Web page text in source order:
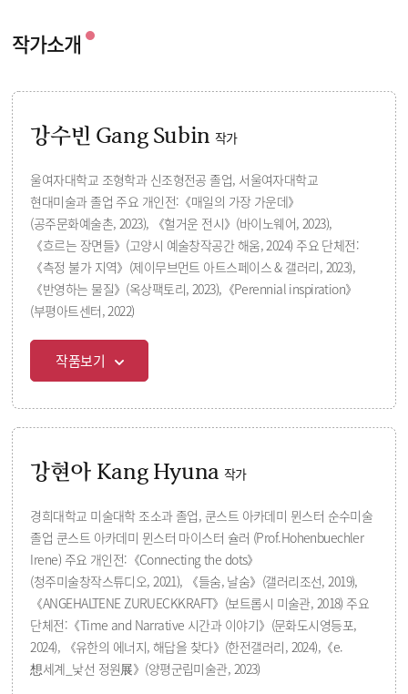
작가소개
강수빈 Gang Subin 작가
울여자대학교 조형학과 신조형전공 졸업, 서울여자대학교
현대미술과 졸업 주요 개인전:《매일의 가장 가운데》
(공주문화예술촌, 2023), 《헐거운 전시》(바이노웨어, 2023),
《흐르는 장면들》(고양시 예술창작공간 해움, 2024) 주요 단체전:
《측정 불가 지역》(제이무브먼트 아트스페이스 & 갤러리, 2023),
《반영하는 물질》(옥상팩토리, 2023),《Perennial inspiration》
(부평아트센터, 2022)
작품보기
강현아 Kang Hyuna 작가
경희대학교 미술대학 조소과 졸업, 쿤스트 아카데미 뮌스터 순수미술
졸업 쿤스트 아카데미 뮌스터 마이스터 슐러 (Prof.Hohenbuechler
Irene) 주요 개인전:《Connecting the dots》
(청주미술창작스튜디오, 2021), 《들숨, 날숨》(갤러리조선, 2019),
《ANGEHALTENE ZURUECKKRAFT》(보트롭시 미술관, 2018) 주요
단체전:《Time and Narrative 시간과 이야기》(문화도시영등포,
2024), 《유한의 에너지, 해답을 찾다》(한전갤러리, 2024),《e.
想세계_낯선 정원展》(양평군립미술관, 2023)